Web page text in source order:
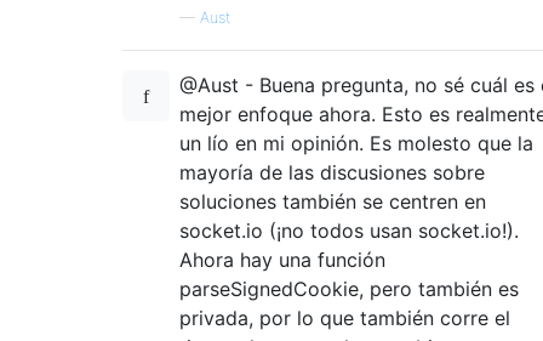
— Aust
@Aust - Buena pregunta, no sé cuál es
mejor enfoque ahora. Esto es
un lío en mi opinión. Es molesto que la
mayoría de las discusiones sobre
soluciones también se centren en
socket.io (¡no todos usan socket.io!).
Ahora hay una función
parseSignedCookie, pero también es
privada, por lo que también corre el